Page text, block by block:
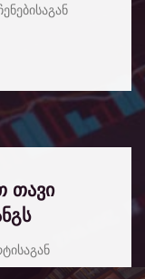
თავი